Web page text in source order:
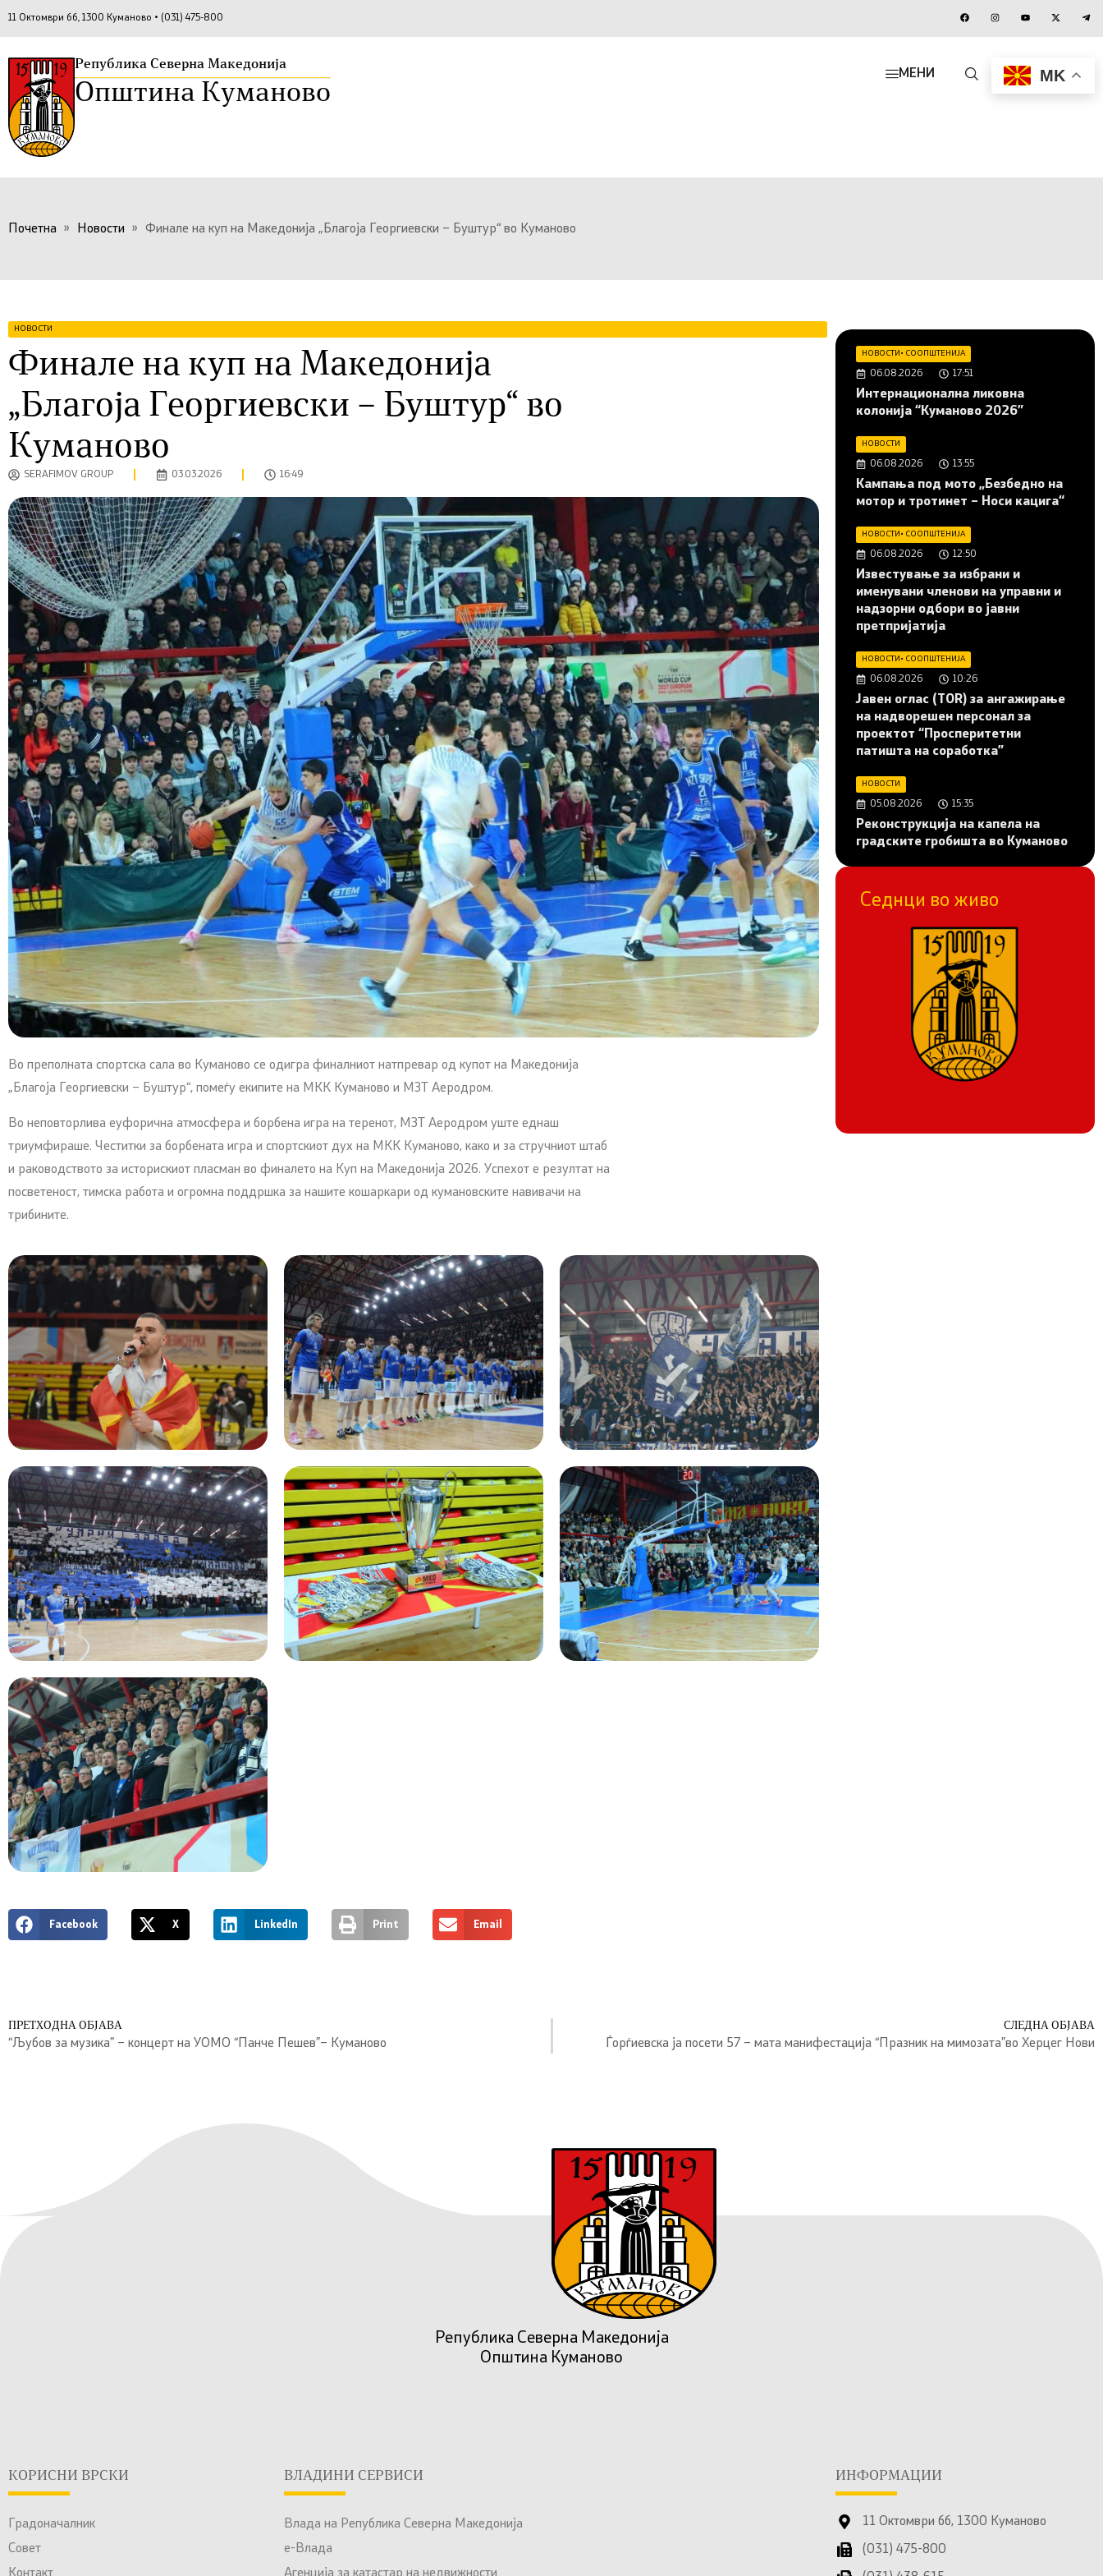
11 Октомври бб, 1300 Куманово • (031) 475-800
Република Северна Македонија
Општина Куманово
МЕНИ MK
Почетна » Новости » Финале на куп на Македонија „Благоја Георгиевски – Буштур“ во Куманово
НОВОСТИ
Финале на куп на Македонија
„Благоја Георгиевски – Буштур“ во
Куманово
SERAFIMOV GROUP 03.03.2026 16:49
Во преполната спортска сала во Куманово се одигра финалниот натпревар од купот на Македонија
„Благоја Георгиевски – Буштур“, помеѓу екипите на МКК Куманово и МЗТ Аеродром.
Во неповторлива еуфорична атмосфера и борбена игра на теренот, МЗТ Аеродром уште еднаш
триумфираше. Честитки за борбената игра и спортскиот дух на МКК Куманово, како и за стручниот штаб
и раководството за историскиот пласман во финалето на Куп на Македонија 2026. Успехот е резултат на
посветеност, тимска работа и огромна поддршка за нашите кошаркари од кумановските навивачи на
трибините.
Facebook X LinkedIn Print Email
НОВОСТИ • СООПШТЕНИЈА
06.08.2026 17:51
Интернационална ликовна
колонија “Куманово 2026”
НОВОСТИ
06.08.2026 13:55
Кампања под мото „Безбедно на
мотор и тротинет – Носи кацига“
НОВОСТИ • СООПШТЕНИЈА
06.08.2026 12:50
Известување за избрани и
именувани членови на управни и
надзорни одбори во јавни
претпријатија
НОВОСТИ • СООПШТЕНИЈА
06.08.2026 10:26
Јавен оглас (ТОR) за ангажирање
на надворешен персонал за
проектот “Просперитетни
патишта на соработка”
НОВОСТИ
05.08.2026 15:35
Реконструкција на капела на
градските гробишта во Куманово
Седнци во живо
ПРЕТХОДНА ОБЈАВА
“Љубов за музика” – концерт на УОМО “Панче Пешев”– Куманово
СЛЕДНА ОБЈАВА
Ѓорѓиевска ја посети 57 – мата манифестација “Празник на мимозата”во Херцег Нови
Република Северна Македонија
Општина Куманово
КОРИСНИ ВРСКИ
Градоначалник
Совет
ВЛАДИНИ СЕРВИСИ
Влада на Република Северна Македонија
е-Влада
ИНФОРМАЦИИ
11 Октомври бб, 1300 Куманово
(031) 475-800